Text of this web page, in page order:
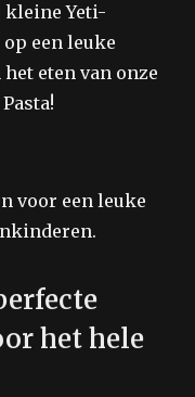
kleine Yeti-
een leuke
eten van onze
voor een leuke
het hele